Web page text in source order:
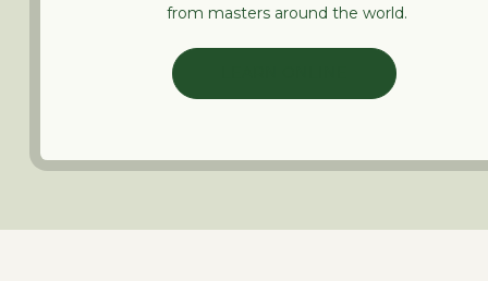
from masters around the world.